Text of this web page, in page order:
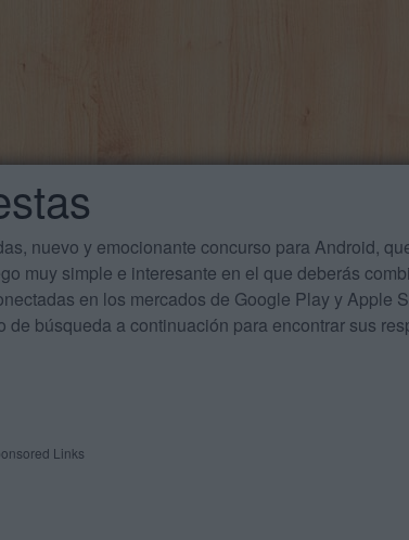
nuevo y emocionante concurso para Android,
muy simple e interesante en el que deberás
en los mercados de Google Play y Apple
búsqueda a continuación para encontrar sus
Links